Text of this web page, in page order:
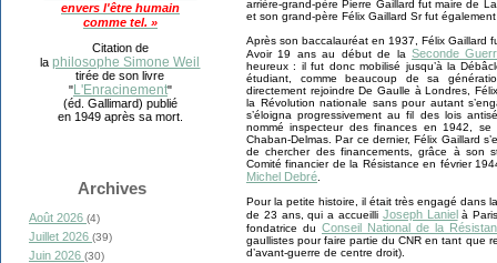
envers l'être humain
comme tel. »
Citation de
laphilosophe Simone Weil
tirée de son livre
"L'Enracinement"
(éd. Gallimard) publié
en 1949 après sa mort.
Archives
Août 2026 (4)
Juillet 2026 (39)
Juin 2026 (30)
arrière-grand-père Pierre Gaillard fut maire de
et son grand-père Félix Gaillard Sr fut
Après son baccalauréat en 1937, Félix Gaillard
Avoir 19 ans au début de la Seconde
heureux : il fut donc mobilisé jusqu’à la
étudiant, comme beaucoup de sa
directement rejoindre De Gaulle à Londres,
la Révolution nationale sans pour autant
s’éloigna progressivement au fil des lois
nommé inspecteur des finances en 1942,
Chaban-Delmas. Par ce dernier, Félix Gaillard
de chercher des financements, grâce à son
Comité financier de la Résistance en février
Michel Debré
Pour la petite histoire, il était très engagé dans
de 23 ans, qui a accueilli Joseph Laniel à
fondatrice du Conseil National de la
gaullistes pour faire partie du CNR en tant que
d’avant-guerre de centre droit).